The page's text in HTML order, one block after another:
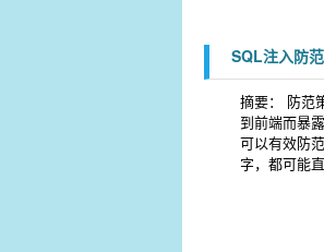
SQL注入防
摘要： 防范
到前端而暴
可以有效防
字，都可能直